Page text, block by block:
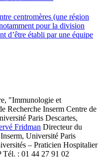
centromères (une région
pour la division
d’être établi par une équipe
"Immunologie et
Recherche Inserm Centre de
Paris Descartes,
Fridman Directeur du
Université Paris
– Praticien Hospitalier
Tél. : 01 44 27 91 02